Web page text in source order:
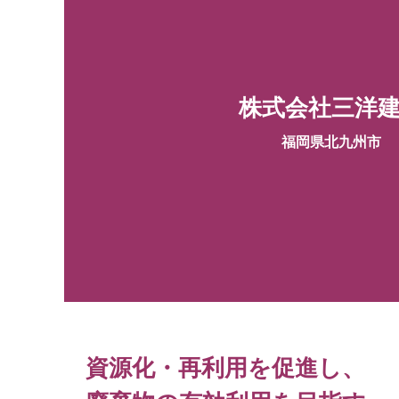
株式会社三洋
福岡県北九州市
資源化・再利用を促進し、